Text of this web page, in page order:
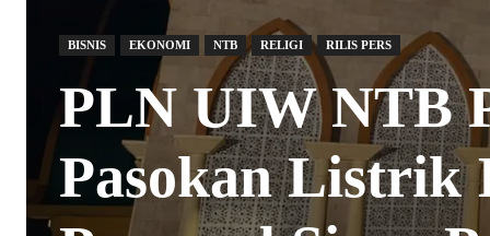
BISNIS EKONOMI NTB RELIGI RILIS PERS
PLN UIW NTB
Pasokan Listrik